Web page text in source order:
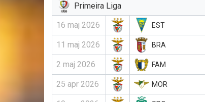
Primeira Liga
16 maj 2026 EST
11 maj 2026 BRA
2 maj 2026 FAM
25 apr 2026 MOR